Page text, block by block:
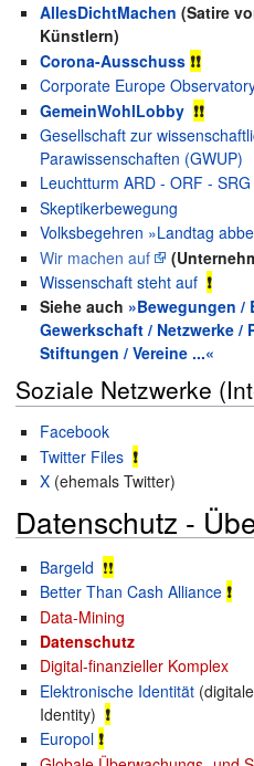
AllesDichtMachen (Satire
Künstlern)
Corona-Ausschuss ❗❗
Corporate Europe
GemeinWohlLobby ❗❗
Gesellschaft zur
Parawissenschaften (GWUP)
Leuchtturm ARD - ORF - SRG
Skeptikerbewegung
Volksbegehren »Landtag
Wir machen auf
Wissenschaft steht auf ❗
Siehe auch »Bewegungen /
Gewerkschaft / Netzwerke /
Stiftungen / Vereine ...«
Soziale Netzwerke
Facebook
Twitter Files ❗
X (ehemals Twitter)
Datenschutz -
Bargeld ❗❗
Better Than Cash Alliance ❗
Data-Mining
Datenschutz
Digital-finanzieller Komplex
Elektronische Identität
Identity) ❗
Europol ❗